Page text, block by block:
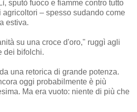
sputò fuoco e fiamme contro tutto
– spesso sudando come
estiva.
su una croce d'oro," ruggì agli
dei bifolchi.
una retorica di grande potenza.
oggi probabilmente è più
Ma era vuoto: niente di più che